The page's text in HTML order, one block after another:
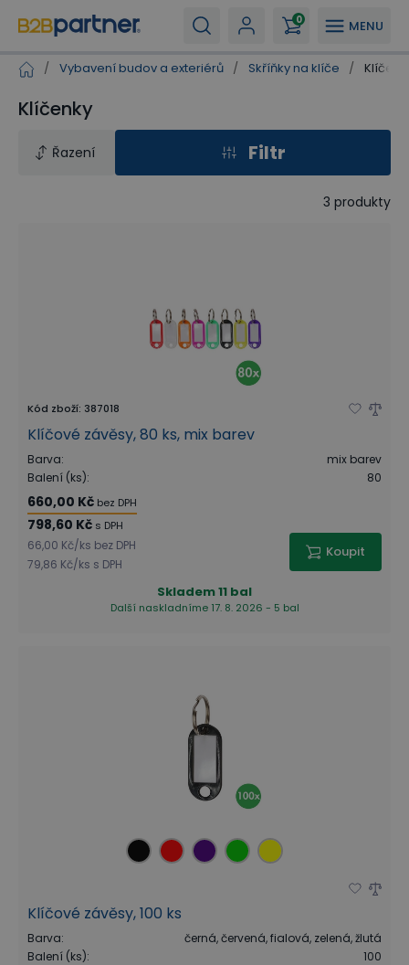
MENU
0
/ Vybavení budov a exteriérů / Skříňky na klíče /
Klíčenky
Řazení Filtr
3 produkty
Kód zboží: 387018
Klíčové závěsy, 80 ks, mix barev
Barva:
mix barev
Balení (ks): 80
660,00 Kč bez DPH
798,60 Kč s DPH
66,00 Kč/ks bez DPH
79,86 Kč/ks s DPH
Koupit
Skladem11 bal
Další naskladníme 17. 8. 2026 - 5 bal
Klíčové závěsy, 100 ks
Barva:
černá, červená, fialová, zelená, žlutá
Balení (ks): 100